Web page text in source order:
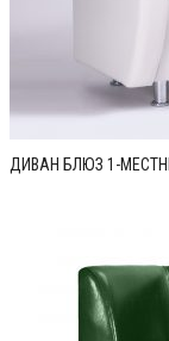
ДИВАН БЛЮЗ 1-